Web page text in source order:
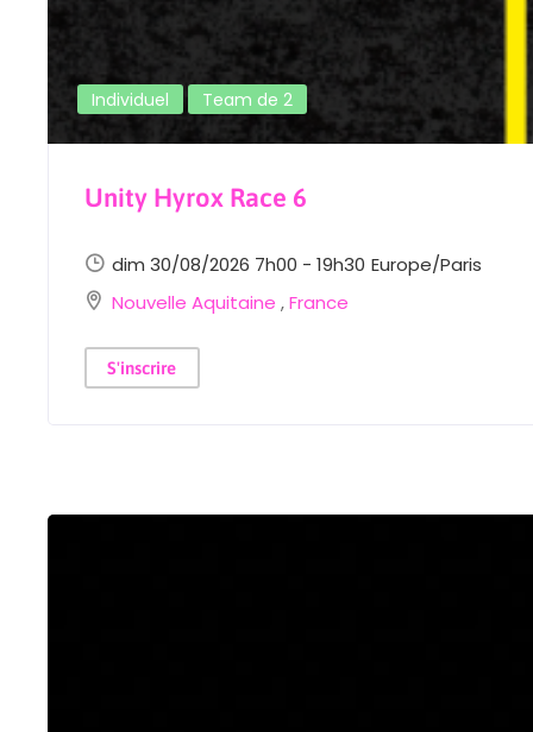
Individuel Team de 2
Unity Hyrox Race 6
dim 30/08/2026 7h00 - 19h30 Europe/Paris
Nouvelle Aquitaine ,France
S'inscrire